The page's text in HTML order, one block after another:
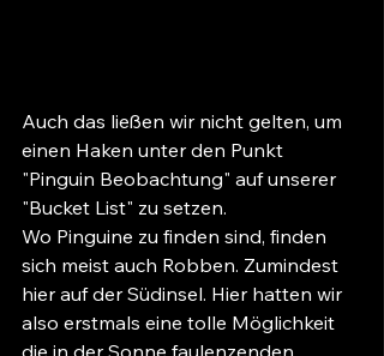
Auch das ließen wir nicht gelten, um
einen Haken unter den Punkt
"Pinguin Beobachtung" auf unserer
"Bucket List" zu setzen.
Wo Pinguine zu finden sind, finden
sich meist auch Robben. Zumindest
hier auf der Südinsel. Hier hatten wir
also erstmals eine tolle Möglichkeit
die in der Sonne faulenzenden